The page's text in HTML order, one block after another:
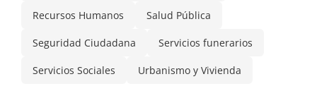
Recursos Humanos Salud Pública
Seguridad Ciudadana Servicios funerarios
Servicios Sociales Urbanismo y Vivienda